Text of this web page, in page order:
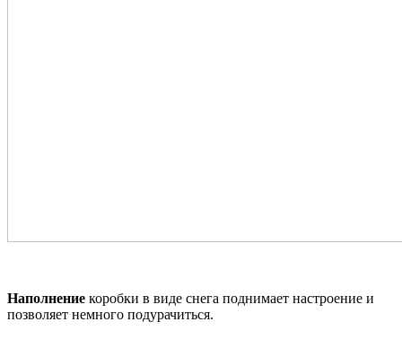
Наполнение коробки в виде снега поднимает настроение и
позволяет немного подурачиться.